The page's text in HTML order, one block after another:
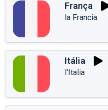
França
la Francia
Itália
l'Italia